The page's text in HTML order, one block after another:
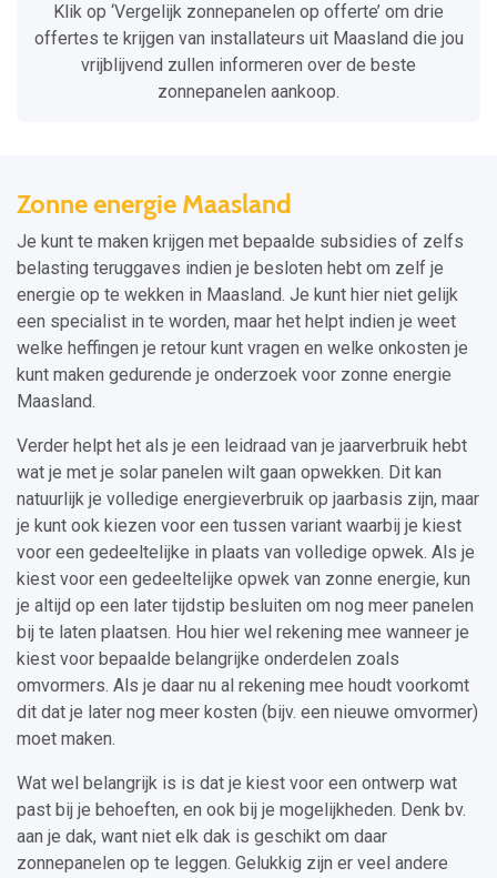
Klik op ‘Vergelijk zonnepanelen op offerte’ om drie
offertes te krijgen van installateurs uit Maasland die jou
vrijblijvend zullen informeren over de beste
zonnepanelen aankoop.
Zonne energie Maasland
Je kunt te maken krijgen met bepaalde subsidies of zelfs
belasting teruggaves indien je besloten hebt om zelf je
energie op te wekken in Maasland. Je kunt hier niet gelijk
een specialist in te worden, maar het helpt indien je weet
welke heffingen je retour kunt vragen en welke onkosten je
kunt maken gedurende je onderzoek voor zonne energie
Maasland.
Verder helpt het als je een leidraad van je jaarverbruik hebt
wat je met je solar panelen wilt gaan opwekken. Dit kan
natuurlijk je volledige energieverbruik op jaarbasis zijn, maar
je kunt ook kiezen voor een tussen variant waarbij je kiest
voor een gedeeltelijke in plaats van volledige opwek. Als je
kiest voor een gedeeltelijke opwek van zonne energie, kun
je altijd op een later tijdstip besluiten om nog meer panelen
bij te laten plaatsen. Hou hier wel rekening mee wanneer je
kiest voor bepaalde belangrijke onderdelen zoals
omvormers. Als je daar nu al rekening mee houdt voorkomt
dit dat je later nog meer kosten (bijv. een nieuwe omvormer)
moet maken.
Wat wel belangrijk is is dat je kiest voor een ontwerp wat
past bij je behoeften, en ook bij je mogelijkheden. Denk bv.
aan je dak, want niet elk dak is geschikt om daar
zonnepanelen op te leggen. Gelukkig zijn er veel andere